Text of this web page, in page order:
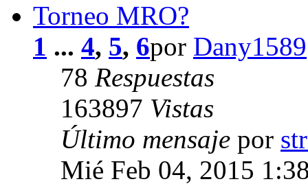
Torneo MRO?
1 ... 4, 5, 6por Dany1589
78 Respuestas
163897 Vistas
Último mensaje por
Mié Feb 04, 2015